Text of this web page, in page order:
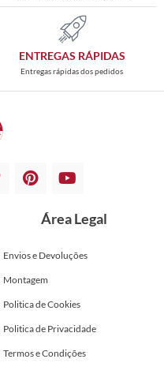
ENTREGAS RÁPIDAS
Entregas rápidas dos pedidos
Área Legal
Envios e Devoluções
Montagem
Politica de Cookies
Politica de Privacidade
Termos e Condições